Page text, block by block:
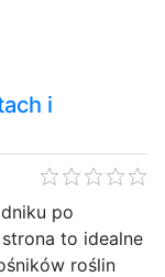
i
po
to idealne
roślin